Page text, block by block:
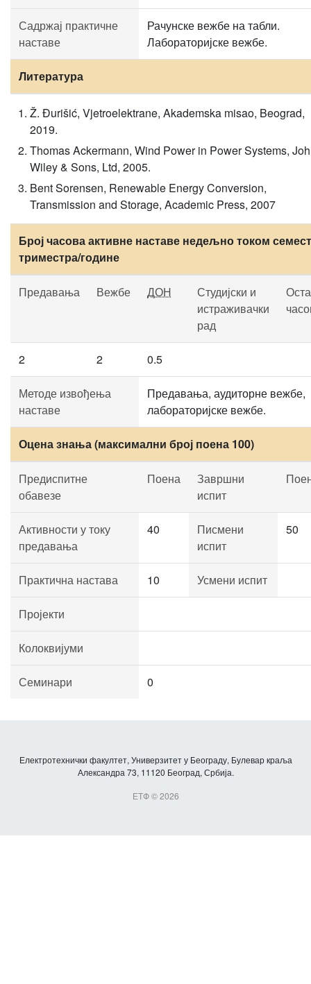
Садржај практичне
наставе
Рачунске вежбе на табли.
Лабораторијске вежбе.
Литература
Ž. Đurišić, Vjetroelektrane, Akademska misao, Beograd,
2019.
Thomas Ackermann, Wind Power in Power Systems,
Wiley & Sons, Ltd, 2005.
Bent Sorensen, Renewable Energy Conversion,
Transmission and Storage, Academic Press, 2007
Број часова активне наставе недељно током
триместра/године
Предавања Вежбе ДОН
Студијски и
истраживачки
рад
2 2 0.5
Методе извођења
наставе
Предавања, аудиторне вежбе,
лабораторијске вежбе.
Оцена знања (максимални број поена 100)
Предиспитне
обавезе
Поена
Завршни
испит
Активности у току
предавања
40
Писмени
испит
50
Практична настава 10 Усмени испит
Пројекти
Колоквијуми
Семинари 0
Електротехнички факултет, Универзитет у Београду, Булевар краља
Александра 73, 11120 Београд, Србија.
ЕТФ © 2026